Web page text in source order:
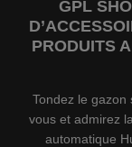
GPL
PRODUITS
Tondez le gazon
vous et admirez
automatique